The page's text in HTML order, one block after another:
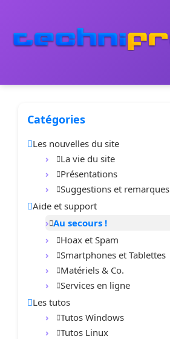
Catégories
Les nouvelles du site
La vie du site
Présentations
Suggestions et remarques
Aide et support
Au secours !
Hoax et Spam
Smartphones et Tablettes
Matériels & Co.
Services en ligne
Les tutos
Tutos Windows
Tutos Linux